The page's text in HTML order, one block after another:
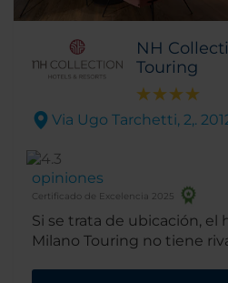
NH
Touring
Via Ugo Tarchetti, 2,.
opiniones
Certificado de Excelencia 2025
Si se trata de ubicación, el
Milano Touring no tiene